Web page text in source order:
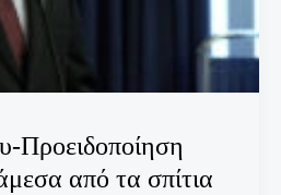
Προειδοποίηση
από τα σπίτια